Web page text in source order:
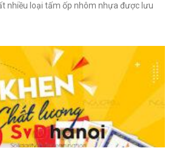
nhiều loại tấm ốp nhôm nhựa được lưu